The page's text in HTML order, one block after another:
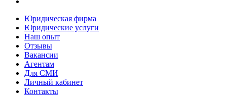
Юридическая фирма
Юридические услуги
Наш опыт
Отзывы
Вакансии
Агентам
Для СМИ
Личный кабинет
Контакты